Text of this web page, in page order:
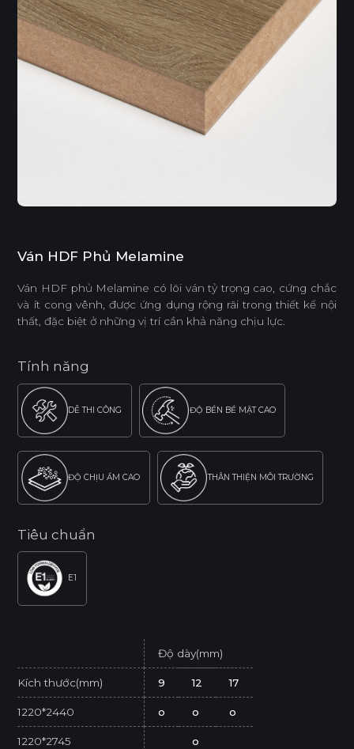
Ván HDF Phủ Melamine
Ván HDF phủ Melamine có lõi ván tỷ trọng cao, cứng chắc
và ít cong vênh, được ứng dụng rộng rãi trong thiết kế nội
thất, đặc biệt ở những vị trí cần khả năng chịu lực.
Tính năng
DỄ THI CÔNG ĐỘ BỀN BỀ MẶT CAO
ĐỘ CHỊU ẨM CAO THÂN THIỆN MÔI TRƯỜNG
Tiêu chuẩn
E1
Độ dày(mm)
Kích thước(mm) 9 12 17
1220*2440 o o o
1220*2745 o